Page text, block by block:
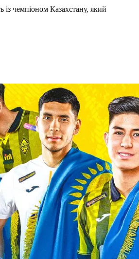
чемпіоном Казахстану, який